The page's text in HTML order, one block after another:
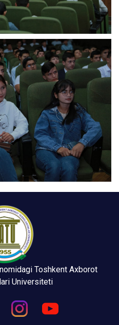
Toshkent Axborot
Universiteti